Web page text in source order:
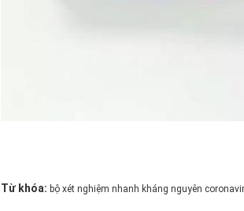
Từ khóa: bộ xét nghiệm nhanh kháng nguyên